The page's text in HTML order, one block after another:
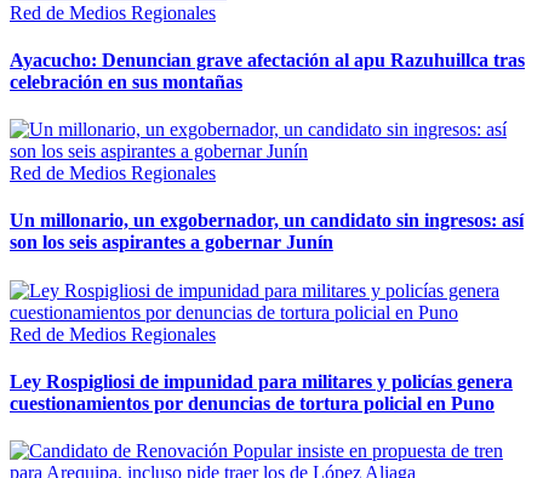
Red de Medios Regionales
Ayacucho: Denuncian grave afectación al apu Razuhuillca tras
celebración en sus montañas
Red de Medios Regionales
Un millonario, un exgobernador, un candidato sin ingresos: así
son los seis aspirantes a gobernar Junín
Red de Medios Regionales
Ley Rospigliosi de impunidad para militares y policías genera
cuestionamientos por denuncias de tortura policial en Puno